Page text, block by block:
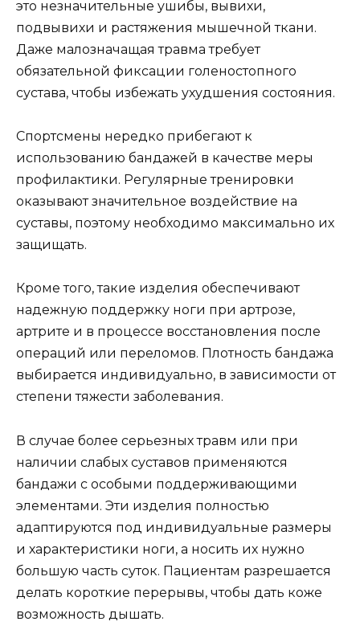
это незначительные ушибы, вывихи,
подвывихи и растяжения мышечной ткани.
Даже малозначащая травма требует
обязательной фиксации голеностопного
сустава, чтобы избежать ухудшения состояния.
Спортсмены нередко прибегают к
использованию бандажей в качестве меры
профилактики. Регулярные тренировки
оказывают значительное воздействие на
суставы, поэтому необходимо максимально их
защищать.
Кроме того, такие изделия обеспечивают
надежную поддержку ноги при артрозе,
артрите и в процессе восстановления после
операций или переломов. Плотность бандажа
выбирается индивидуально, в зависимости от
степени тяжести заболевания.
В случае более серьезных травм или при
наличии слабых суставов применяются
бандажи с особыми поддерживающими
элементами. Эти изделия полностью
адаптируются под индивидуальные размеры
и характеристики ноги, а носить их нужно
большую часть суток. Пациентам разрешается
делать короткие перерывы, чтобы дать коже
возможность дышать.